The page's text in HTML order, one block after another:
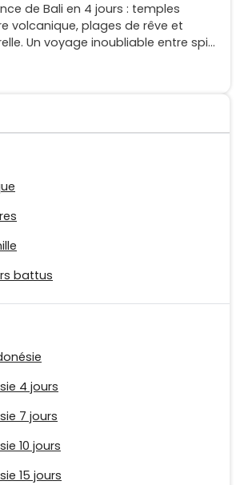
battus
4 jours
7 jours
10 jours
15 jours
de Bali en 4 jours : temples
volcanique, plages de rêve et
Un voyage inoubliable entre spi...